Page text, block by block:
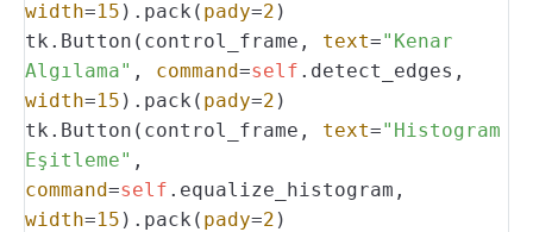
width=15 ).pack( pady=2 )
tk.Button(control_frame, text="Kenar
Algılama" , command=self .detect_edges,
width=15 ).pack( pady=2 )
tk.Button(control_frame, text="Histogram
Eşitleme" ,
command=self .equalize_histogram,
width=15 ).pack( pady=2 )